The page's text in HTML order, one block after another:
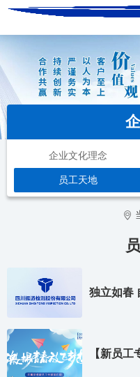
企业文化理念
员工天地
独立如春
【新员